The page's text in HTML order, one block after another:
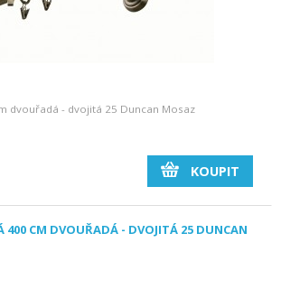
dvouřadá - dvojitá 25 Duncan Mosaz
KOUPIT
400 CM DVOUŘADÁ - DVOJITÁ 25 DUNCAN